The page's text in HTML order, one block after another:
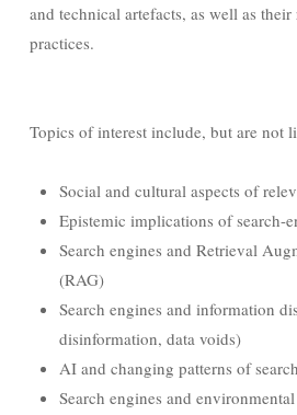
and technical artefacts, as well as
practices.
Topics of interest include, but are not
Social and cultural aspects of
Epistemic implications of search-
Search engines and Retrieval
(RAG)
Search engines and information
disinformation, data voids)
AI and changing patterns of
Search engines and